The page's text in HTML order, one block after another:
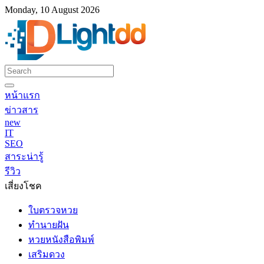
Monday, 10 August 2026
หน้าแรก
ข่าวสาร
new
IT
SEO
สาระน่ารู้
รีวิว
เสี่ยงโชค
ใบตรวจหวย
ทำนายฝัน
หวยหนังสือพิมพ์
เสริมดวง